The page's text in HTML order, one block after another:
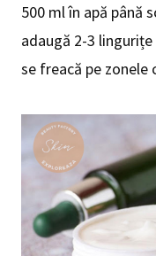
500 ml în apă până
adaugă 2-3
se freacă pe zonele